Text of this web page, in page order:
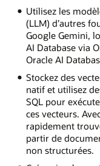
Utilisez les
(LLM) d’autres
Google Gemini,
AI Database via
Oracle AI
Stockez des
natif et utilisez
SQL pour
ces vecteurs.
rapidement
partir de
non structurées.